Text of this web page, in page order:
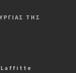
ΤΗΣ
Laffitte